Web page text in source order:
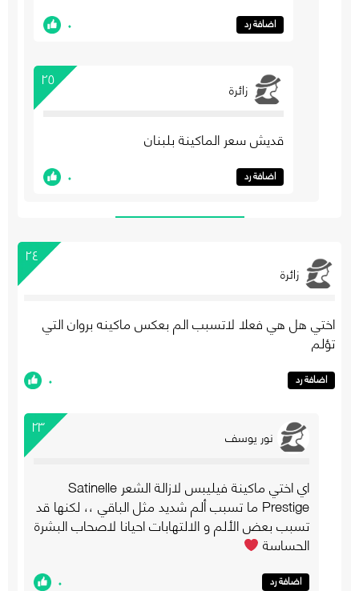
اضافة رد ٠
٢٥ زائرة
قديش سعر الماكينة بلبنان
اضافة رد ٠
٢٤
زائرة
اختي هل هي فعلا لاتسبب الم بعكس ماكينه بروان التي
تؤلم
اضافة رد ٠
٢٣ نور يوسف
اي اختي ماكينة فيليبس لازالة الشعر Satinelle
Prestige ما تسبب ألم شديد مثل الباقي ،، لكنها قد
تسبب بعض الألم و الالتهابات احيانا لاصحاب البشرة
الحساسة
اضافة رد ٠